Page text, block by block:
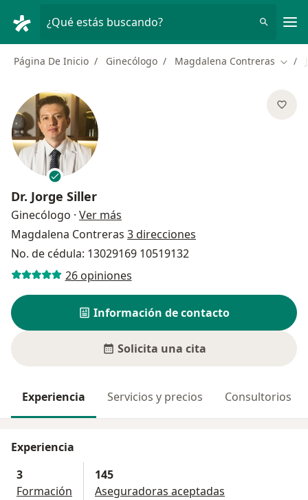
¿Qué estás buscando?
Página De Inicio Ginecólogo Magdalena Contreras
Dr. Jorge Siller
Ginecólogo · Ver más
Magdalena Contreras 3 direcciones
No. de cédula: 13029169 10519132
26 opiniones
Información de contacto
Solicita una cita
Experiencia Servicios y precios Consultorios
Experiencia
3
Formación
145
Aseguradoras aceptadas